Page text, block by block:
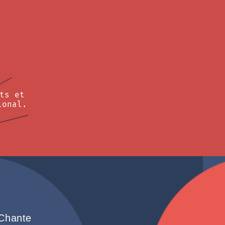
et